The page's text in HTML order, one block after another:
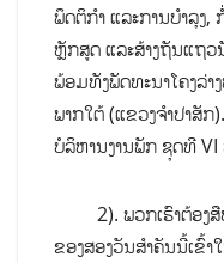
ພຶດຕິກຳ ແລະການບຳລຸງ,
ຫຼັກສູດ ແລະສ້າງຖັນແຖວ
ພ້ອມທັງພັດທະນາໂຄງລ່າ
ພາກໃຕ້ (ແຂວງຈຳປາສັ
ບໍລິຫານງານພັກ ຊຸດທີ VI
2). ພວກເຮົາຕ້ອງສືບ
ຂອງສອງວັນສຳຄັນນີ້ເຂົ້